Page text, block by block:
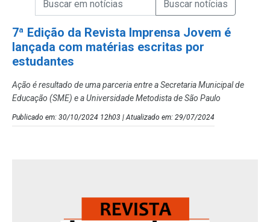
7ª Edição da Revista Imprensa Jovem é
lançada com matérias escritas por
estudantes
Ação é resultado de uma parceria entre a Secretaria Municipal de
Educação (SME) e a Universidade Metodista de São Paulo
Publicado em: 30/10/2024 12h03 | Atualizado em: 29/07/2024